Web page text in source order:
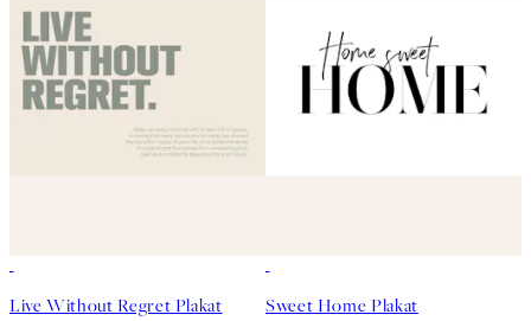
Live Without Regret Plakat Sweet Home Plakat